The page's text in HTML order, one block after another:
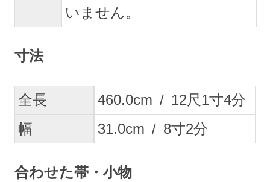
いません。
寸法
全長 460.0cm / 12尺1寸4分
幅
31.0cm / 8寸2分
合わせた帯・小物